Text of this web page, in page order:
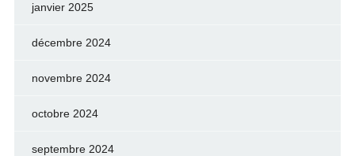
janvier 2025
décembre 2024
novembre 2024
octobre 2024
septembre 2024